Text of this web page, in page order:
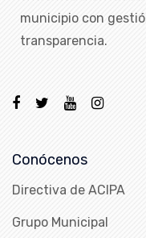
municipio con
transparencia.
Conócenos
Directiva de ACIPA
Grupo Municipal